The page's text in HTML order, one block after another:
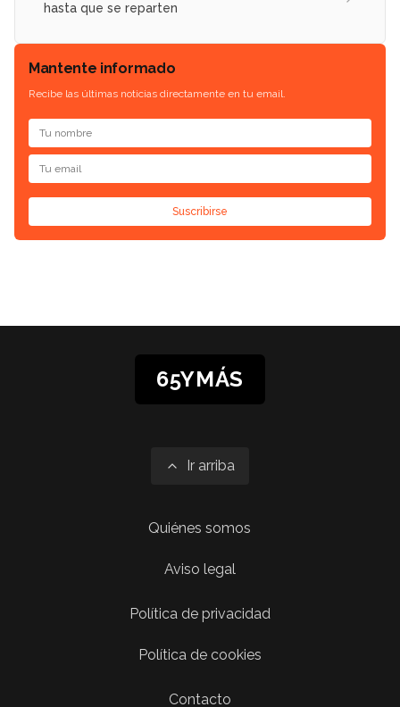
hasta que se reparten
Mantente informado
Recibe las últimas noticias directamente en tu email.
Suscribirse
65YMÁS
Ir arriba
Quiénes somos
Aviso legal
Política de privacidad
Política de cookies
Contacto